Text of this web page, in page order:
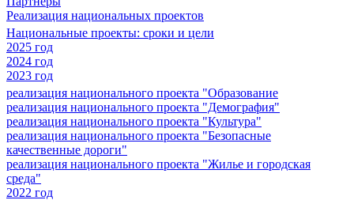
Реализация национальных проектов
Национальные проекты: сроки и цели
2025 год
2024 год
2023 год
реализация национального проекта "Образование
реализация национального проекта "Демография"
реализация национального проекта "Культура"
реализация национального проекта "Безопасные
качественные дороги"
реализация национального проекта "Жилье и городская
среда"
2022 год